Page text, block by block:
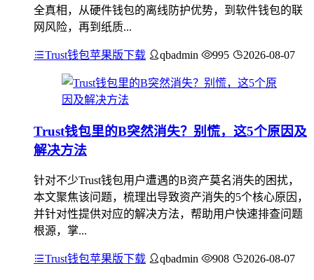
全真相，从硬件钱包的离线防护优势，到软件钱包的联
网风险，再到纸质...
Trust钱包苹果版下载 qbadmin 995 2026-08-07
Trust钱包里的B突然消失？别慌，这5个原因及
解决方法
针对不少Trust钱包用户遭遇的B资产莫名消失的困扰，
本文聚焦该问题，梳理出导致资产消失的5个核心原因，
并针对性提供对应的解决方法，帮助用户快速排查问题
根源，掌...
Trust钱包苹果版下载 qbadmin 908 2026-08-07